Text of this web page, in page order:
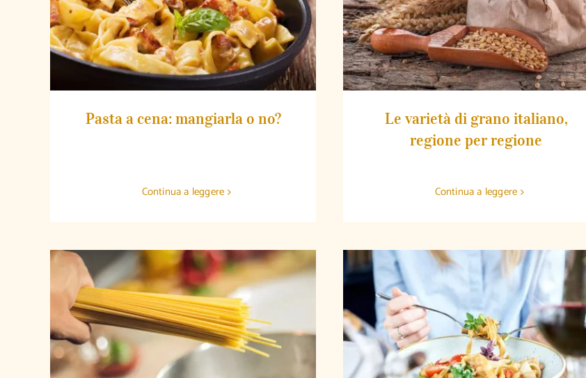
Pasta a cena: mangiarla o no?
Pasta a cena: mangiarla o no?
Continua a leggere
Le varietà di grano italiano, regione per
regione
Le varietà di grano italiano,
regione per regione
Continua a leggere
Cuocere la pasta: i metodi da sapere e gli
errori da evitare
Pasta e dieta: davvero dobbiamo
rinunciarci?